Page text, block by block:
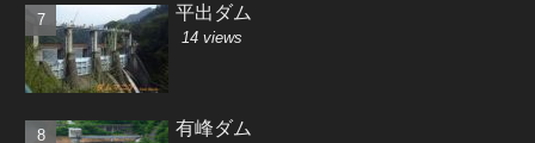
平出ダム
14 views
有峰ダム